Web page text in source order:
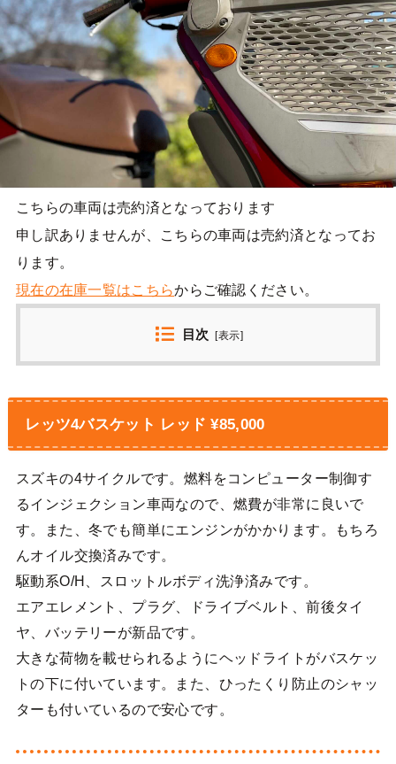
こちらの車両は売約済となっております
申し訳ありませんが、こちらの車両は売約済となってお
ります。
現在の在庫一覧はこちらからご確認ください。
目次 [表示]
レッツ4バスケット レッド ¥85,000
スズキの4サイクルです。燃料をコンピューター制御す
るインジェクション車両なので、燃費が非常に良いで
す。また、冬でも簡単にエンジンがかかります。もちろ
んオイル交換済みです。
駆動系O/H、スロットルボディ洗浄済みです。
エアエレメント、プラグ、ドライブベルト、前後タイ
ヤ、バッテリーが新品です。
大きな荷物を載せられるようにヘッドライトがバスケッ
トの下に付いています。また、ひったくり防止のシャッ
ターも付いているので安心です。